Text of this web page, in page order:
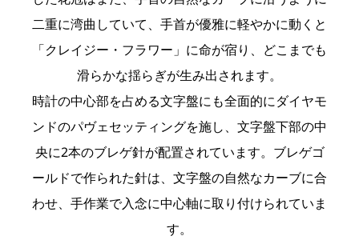
二重に湾曲していて、手首が優雅に軽やかに動くと
「クレイジー・フラワー」に命が宿り、どこまでも
滑らかな揺らぎが生み出されます。
時計の中心部を占める文字盤にも全面的にダイヤモ
ンドのパヴェセッティングを施し、文字盤下部の中
央に2本のブレゲ針が配置されています。ブレゲゴ
ールドで作られた針は、文字盤の自然なカーブに合
わせ、手作業で入念に中心軸に取り付けられていま
す。